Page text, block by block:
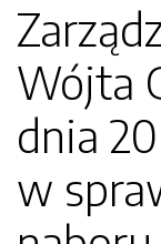
Wójta
dnia
w